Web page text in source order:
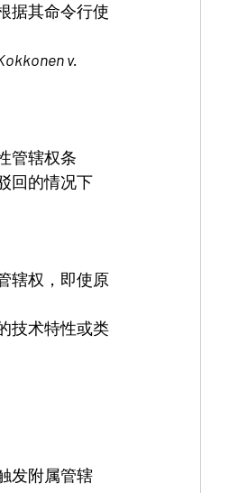
据其命令行使
v.
管辖权条
回的情况下
辖权，即使原
技术特性或类
发附属管辖